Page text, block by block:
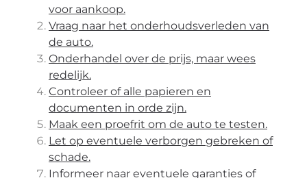
voor aankoop.
Vraag naar het onderhoudsverleden van
de auto.
Onderhandel over de prijs, maar wees
redelijk.
Controleer of alle papieren en
documenten in orde zijn.
Maak een proefrit om de auto te testen.
Let op eventuele verborgen gebreken of
schade.
Informeer naar eventuele garanties of